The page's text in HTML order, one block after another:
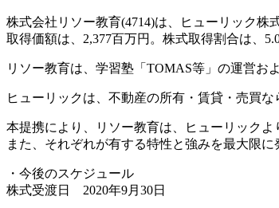
株式会社リソー教育(4714)は、ヒューリック株
取得価額は、2,377百万円。株式取得割合は、
リソー教育は、学習塾「TOMAS等」の運営お
ヒューリックは、不動産の所有・賃貸・売買な
本提携により、リソー教育は、ヒューリック
また、それぞれが有する特性と強みを最大限
・今後のスケジュール
株式受渡日 2020年9月30日